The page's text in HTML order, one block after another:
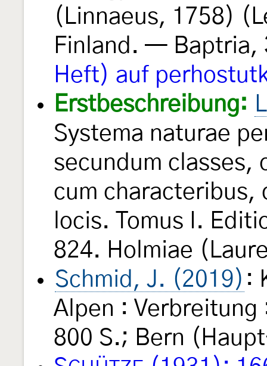
(Linnaeus, 1758)
Finland. — Baptria,
Heft) auf
Erstbeschreibung:
Systema naturae
secundum classes,
cum characteribus,
locis. Tomus I.
824. Holmiae
Schmid, J. (2019) :
Alpen :
800 S.; Bern